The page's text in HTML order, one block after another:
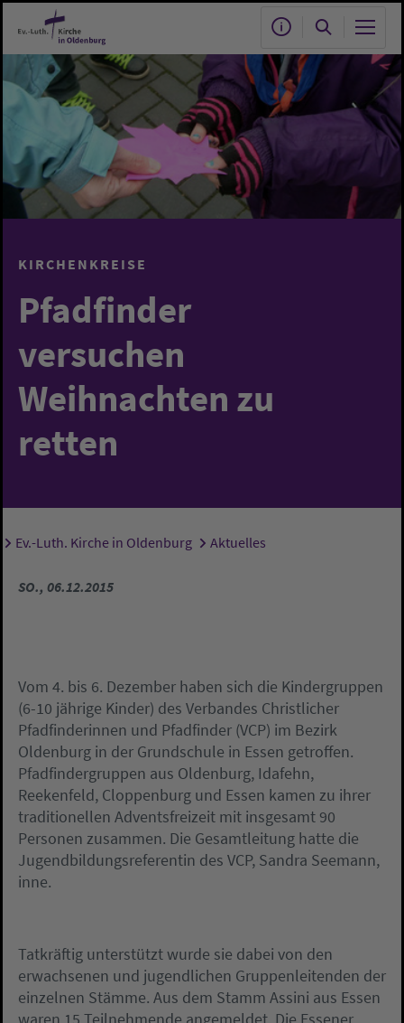
Zum Hauptinhalt springen
KIRCHENKREISE
Pfadfinder
versuchen
Weihnachten zu
retten
Sie sind hier:
Ev.-Luth. Kirche in Oldenburg Aktuelles
SO., 06.12.2015
Vom 4. bis 6. Dezember haben sich die Kindergruppen
(6-10 jährige Kinder) des Verbandes Christlicher
Pfadfinderinnen und Pfadfinder (VCP) im Bezirk
Oldenburg in der Grundschule in Essen getroffen.
Pfadfindergruppen aus Oldenburg, Idafehn,
Reekenfeld, Cloppenburg und Essen kamen zu ihrer
traditionellen Adventsfreizeit mit insgesamt 90
Personen zusammen. Die Gesamtleitung hatte die
Jugendbildungsreferentin des VCP, Sandra Seemann,
inne.
Tatkräftig unterstützt wurde sie dabei von den
erwachsenen und jugendlichen Gruppenleitenden der
einzelnen Stämme. Aus dem Stamm Assini aus Essen